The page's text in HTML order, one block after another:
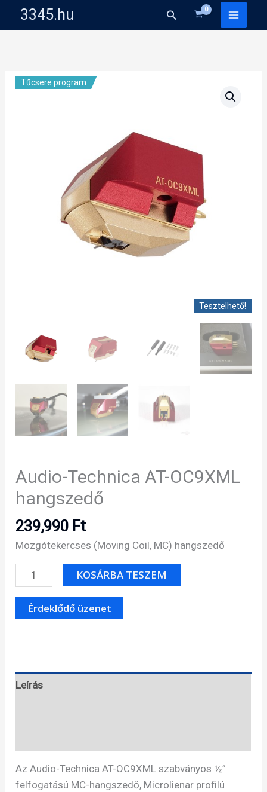
3345.hu Search
Tesztelhető!
Tűcsere program
Audio-Technica AT-OC9XML
hangszedő
239,990 Ft
Mozgótekercses (Moving Coil, MC) hangszedő
Audio-
Technica
AT-
OC9XML
KOSÁRBA TESZEM
Leírás
Az Audio-Technica AT-OC9XML szabványos ½”
felfogatású MC-hangszedő, Microlienar profilú